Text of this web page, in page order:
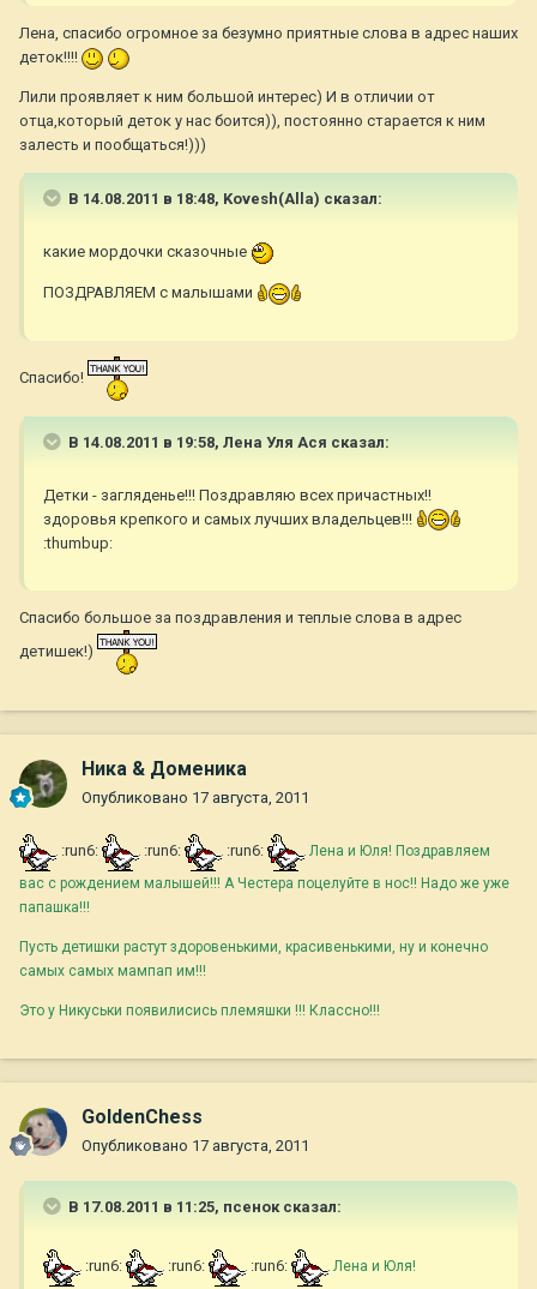
Лена, спасибо огромное за безумно приятные слова в адрес наших
деток!!!!
Лили проявляет к ним большой интерес) И в отличии от
отца,который деток у нас боится)), постоянно старается к ним
залесть и пообщаться!)))
В 14.08.2011 в 18:48, Kovesh(Alla) сказал:
какие мордочки сказочные
ПОЗДРАВЛЯЕМ с малышами
Спасибо!
В 14.08.2011 в 19:58, Лена Уля Ася сказал:
Детки - загляденье!!! Поздравляю всех причастных!!
здоровья крепкого и самых лучших владельцев!!!
:thumbup:
Спасибо большое за поздравления и теплые слова в адрес
детишек!)
Ника & Доменика
Опубликовано 17 августа, 2011
:run6: :run6: :run6:
Лена и Юля! Поздравляем
вас с рождением малышей!!! А Честера поцелуйте в нос!! Надо же уже
папашка!!!
Пусть детишки растут здоровенькими, красивенькими, ну и конечно
самых самых мампап им!!!
Это у Никуськи появилисись племяшки !!! Классно!!!
GoldenChess
Опубликовано 17 августа, 2011
В 17.08.2011 в 11:25, псенок сказал:
:run6: :run6: :run6:
Лена и Юля!